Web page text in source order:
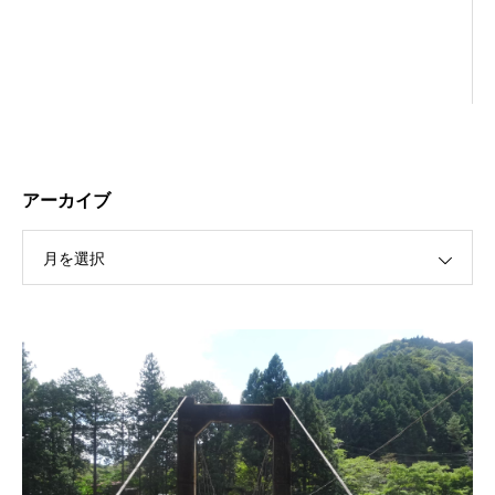
アーカイブ
月を選択